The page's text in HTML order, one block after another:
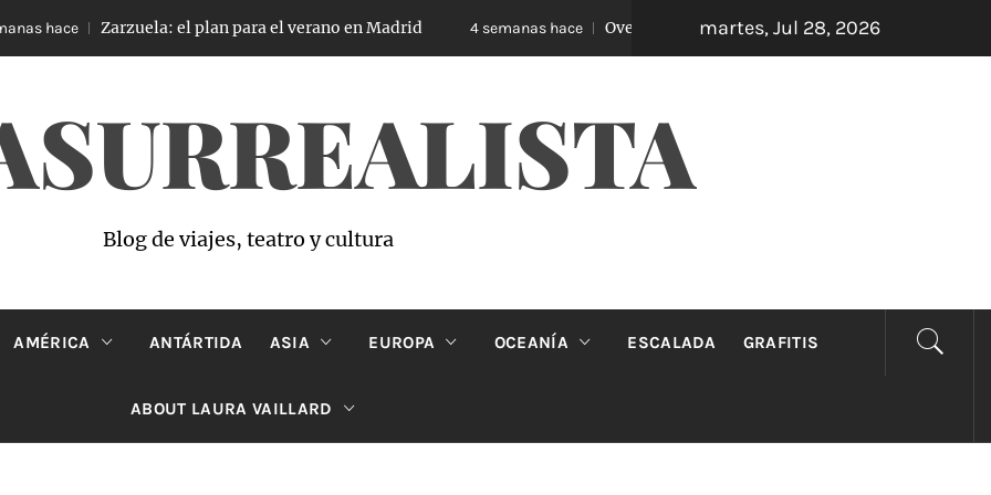
hace Zarzuela: el plan para el verano en Madrid 4 semanas hace Oveja Negra: el unipersonal que se ríe de los
martes, Jul 28, 2026
Blog de viajes, teatro y cultura
AMÉRICA ANTÁRTIDA ASIA EUROPA OCEANÍA ESCALADA GRAFITIS
ABOUT LAURA VAILLARD